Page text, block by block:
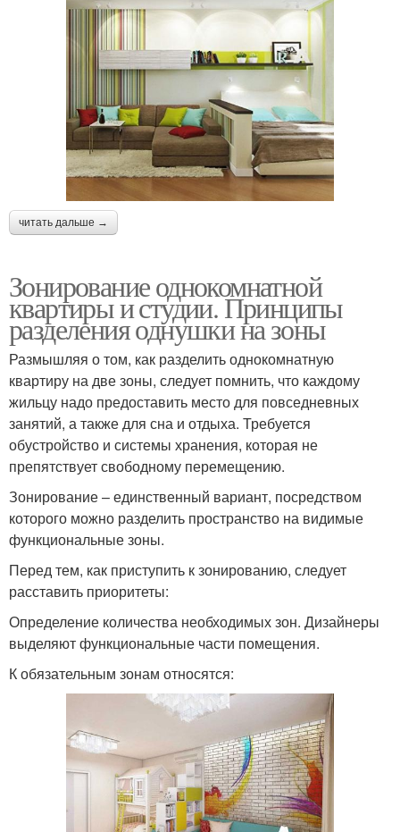
читать дальше →
Зонирование однокомнатной
квартиры и студии. Принципы
разделения однушки на зоны
Размышляя о том, как разделить однокомнатную
квартиру на две зоны, следует помнить, что каждому
жильцу надо предоставить место для повседневных
занятий, а также для сна и отдыха. Требуется
обустройство и системы хранения, которая не
препятствует свободному перемещению.
Зонирование – единственный вариант, посредством
которого можно разделить пространство на видимые
функциональные зоны.
Перед тем, как приступить к зонированию, следует
расставить приоритеты:
Определение количества необходимых зон. Дизайнеры
выделяют функциональные части помещения.
К обязательным зонам относятся: